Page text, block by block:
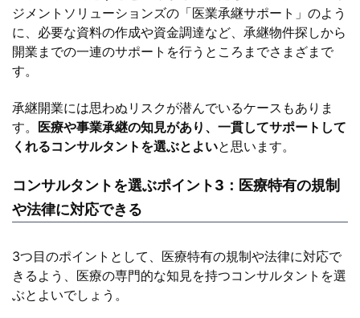
ジメントソリューションズの「医業承継サポート」のよう
に、必要な資料の作成や資金調達など、承継物件探しから
開業までの一連のサポートを行うところまでさまざまで
す。
承継開業には思わぬリスクが潜んでいるケースもありま
す。 医療や事業承継の知見があり、一貫してサポートして
くれるコンサルタントを選ぶとよいと思います。
コンサルタントを選ぶポイント3：医療特有の規制
や法律に対応できる
3つ目のポイントとして、医療特有の規制や法律に対応で
きるよう、医療の専門的な知見を持つコンサルタントを選
ぶとよいでしょう。